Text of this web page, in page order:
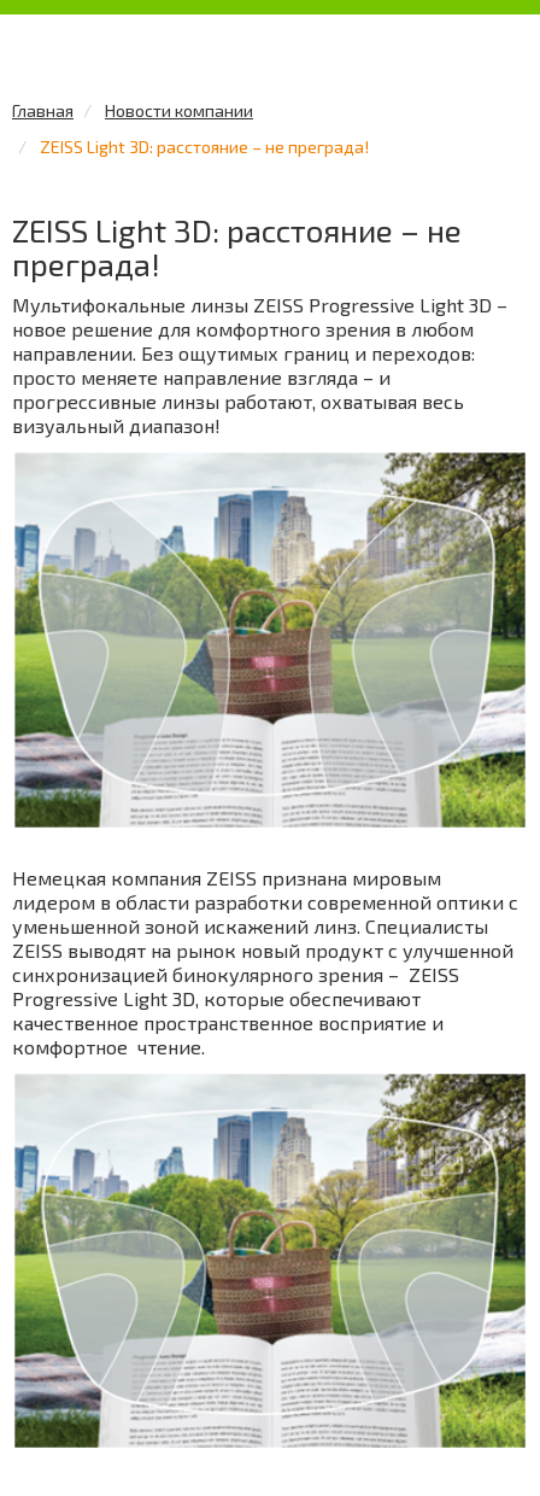
Главная
Новости компании
ZEISS Light 3D: расстояние – не преграда!
ZEISS Light 3D: расстояние – не
преграда!
Мультифокальные линзы ZEISS Progressive Light 3D –
новое решение для комфортного зрения в любом
направлении. Без ощутимых границ и переходов:
просто меняете направление взгляда – и
прогрессивные линзы работают, охватывая весь
визуальный диапазон!
Немецкая компания ZEISS признана мировым
лидером в области разработки современной оптики с
уменьшенной зоной искажений линз. Специалисты
ZEISS выводят на рынок новый продукт с улучшенной
синхронизацией бинокулярного зрения – ZEISS
Progressive Light 3D, которые обеспечивают
качественное пространственное восприятие и
комфортное чтение.